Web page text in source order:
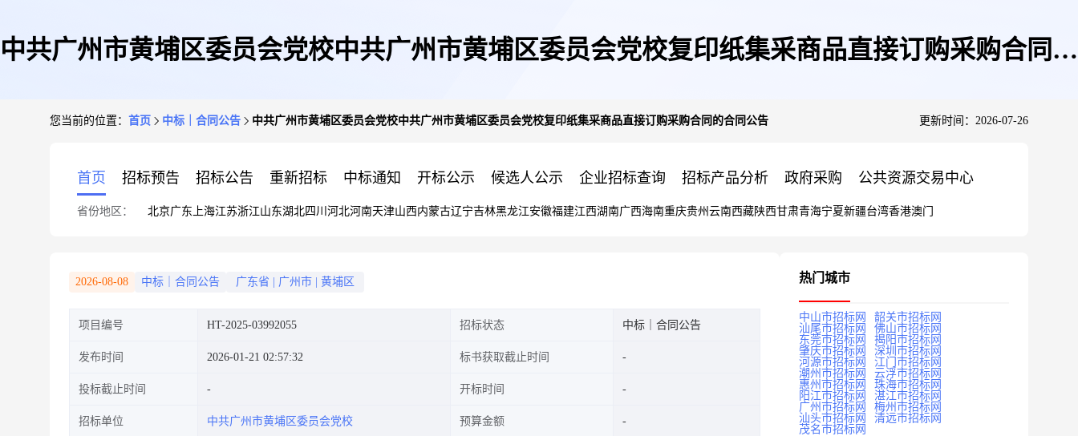
中共广州市黄埔区委员会党校中共广州市黄埔区委员会党校复印纸集采商品直接订购采购合同的
您当前的位置： 首页 中标｜合同公告 中共广州市黄埔区委员会党校中共广州市黄埔区委员会党校复印纸集采商品直接订购采购合同的合同公告 更新时间：2026-07-26
首页 招标预告 招标公告 重新招标 中标通知 开标公示 候选人公示 企业招标查询 招标产品分析 政府采购 公共资源交易中心
省份地区： 北京广东 上海江苏浙江山东湖北四川 河北河南天津山西内蒙古辽宁吉林黑龙江安徽福建江西湖南广西海南重庆贵州 云南西藏陕西甘肃青海宁夏新疆台湾香港澳门
2026-08-08 中标｜合同公告 广东省 广州市 黄埔区
项目编号 HT-2025-03992055 招标状态 中标｜合同公告
发布时间 2026-01-21 02:57:32 标书获取截止时间
投标截止时间 开标时间
招标单位 中共广州市黄埔区委员会党校 预算金额
热门城市
中山市招标网
韶关市招标网
汕尾市招标网
佛山市招标网
东莞市招标网
揭阳市招标网
肇庆市招标网
深圳市招标网
河源市招标网
江门市招标网
潮州市招标网
云浮市招标网
惠州市招标网
珠海市招标网
阳江市招标网
湛江市招标网
广州市招标网
梅州市招标网
汕头市招标网
清远市招标网
茂名市招标网